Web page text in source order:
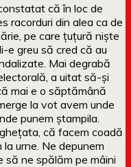
că în loc de
racorduri din alea ca de
pe care țuțură niște
e greu să cred că au
Mai degrabă
a uitat să-și
mai e o săptămână
la vot avem unde
punem ștampila.
că facem coadă
urne. Ne depunem
să ne spălăm pe mâini